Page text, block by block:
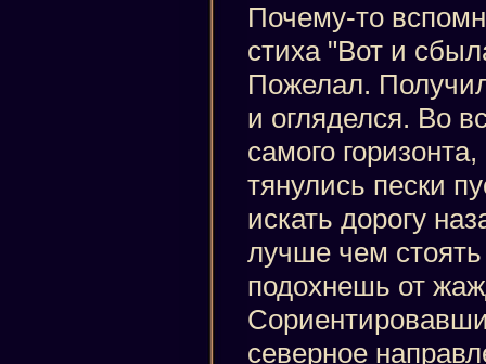
Почему-то
стиха "Вот и
Пожелал.
и огляделся. Во
самого
тянулись пески
искать дорогу
лучше чем
подохнешь от
северное